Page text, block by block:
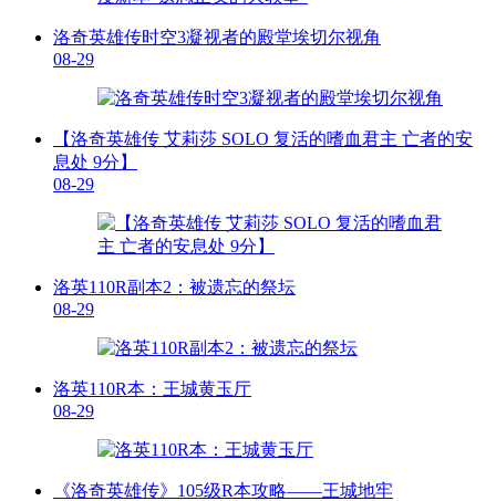
洛奇英雄传时空3凝视者的殿堂埃切尔视角
08-29
【洛奇英雄传 艾莉莎 SOLO 复活的嗜血君主 亡者的安
息处 9分】
08-29
洛英110R副本2：被遗忘的祭坛
08-29
洛英110R本：王城黄玉厅
08-29
《洛奇英雄传》105级R本攻略——王城地牢